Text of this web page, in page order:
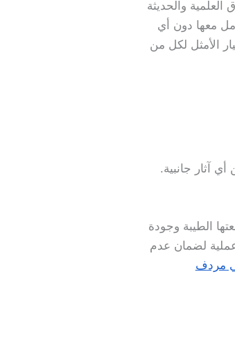
والحديثة
معها دون أي
الأمثل لكل من
آثار جانبية.
الطيبة وجودة
لضمان عدم
مردف